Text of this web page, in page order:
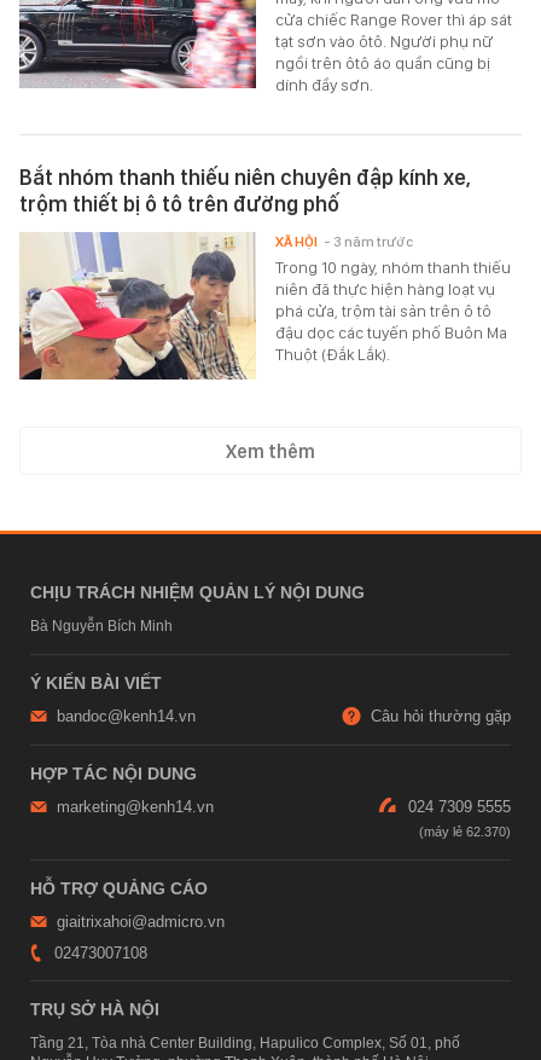
cửa chiếc Range Rover thì áp sát
tạt sơn vào ôtô. Người phụ nữ
ngồi trên ôtô áo quần cũng bị
dính đầy sơn.
Bắt nhóm thanh thiếu niên chuyên đập kính xe,
trộm thiết bị ô tô trên đường phố
Trong 10 ngày, nhóm thanh thiếu
niên đã thực hiện hàng loạt vụ
phá cửa, trộm tài sản trên ô tô
đậu dọc các tuyến phố Buôn Ma
Thuột (Đắk Lắk).
XÃ HỘI - 3 năm trước
Xem thêm
CHỊU TRÁCH NHIỆM QUẢN LÝ NỘI DUNG
Bà Nguyễn Bích Minh
Ý KIẾN BÀI VIẾT
bandoc@kenh14.vn Câu hỏi thường gặp
HỢP TÁC NỘI DUNG
marketing@kenh14.vn 024 7309 5555
HỖ TRỢ QUẢNG CÁO
giaitrixahoi@admicro.vn
02473007108
TRỤ SỞ HÀ NỘI
Tầng 21, Tòa nhà Center Building, Hapulico Complex, Số 01, phố